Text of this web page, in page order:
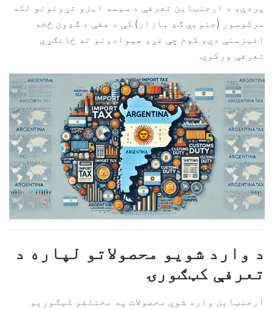
پردې، د ارجنټاین تعرفې د سیمه ایزو تړونونو لکه
مرکوسور (جنوبي ګډ بازار) کې د هغې د ګډون څخه
اغیزمنې دي، کوم چې غړو هیوادونو ته ځانګړي
تعرفې ورکوي.
د وارد شویو محصولاتو لپاره د
تعرفې کټګورۍ
ارجنټاین وارد شوي محصولات په مختلفو کټګوریو